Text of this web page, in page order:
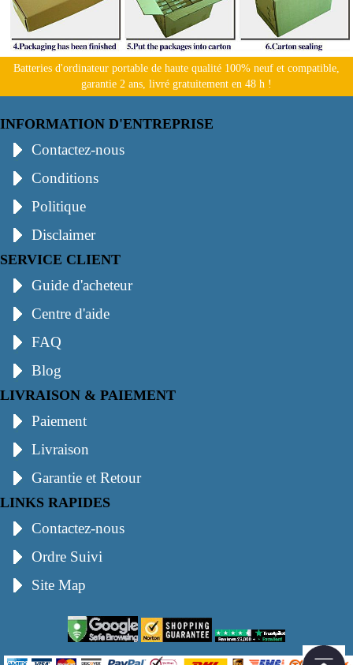
Batteries d'ordinateur portable de haute qualité 100% neuf et compatible,
garantie 2 ans, livré gratuitement en 48 h !
INFORMATION D'ENTREPRISE
Contactez-nous
Conditions
Politique
Disclaimer
SERVICE CLIENT
Guide d'acheteur
Centre d'aide
FAQ
Blog
LIVRAISON & PAIEMENT
Paiement
Livraison
Garantie et Retour
LINKS RAPIDES
Contactez-nous
Ordre Suivi
Site Map